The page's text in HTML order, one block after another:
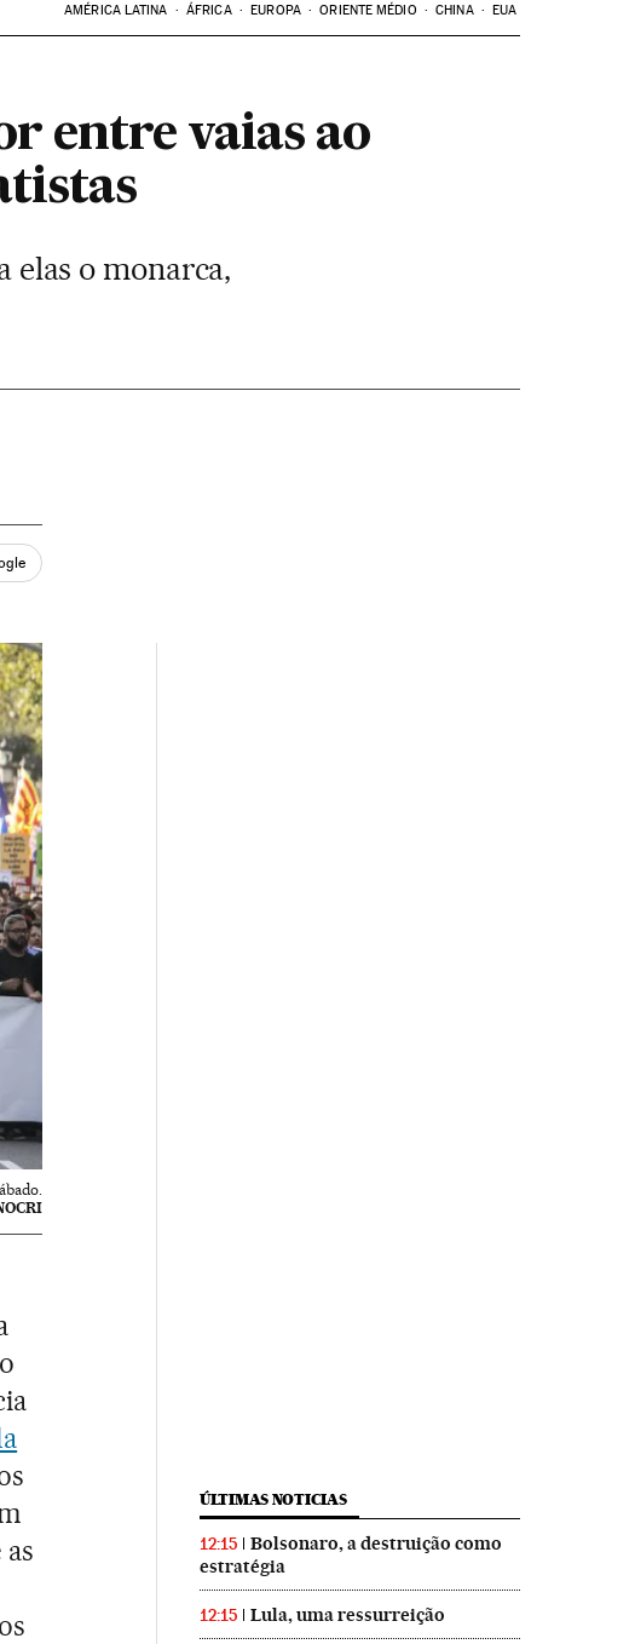
AMÉRICA LATINA ÁFRICA EUROPA ORIENTE MÉDIO CHINA EUA
entre vaias ao
elas o monarca,
ÚLTIMAS NOTICIAS
12:15
Bolsonaro, a destruição como
estratégia
12:15 Lula, uma ressurreição